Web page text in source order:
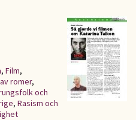
, Film,
romer,
och
, Rasism och